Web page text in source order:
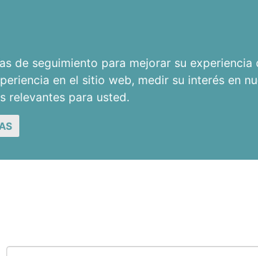
de seguimiento para mejorar su experiencia
en el sitio web, medir su interés en
relevantes para usted.